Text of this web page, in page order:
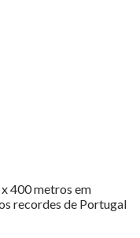
400 metros em
recordes de Portugal